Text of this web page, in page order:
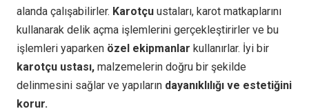
alanda çalışabilirler. Karotçu ustaları, karot matkaplarını
kullanarak delik açma işlemlerini gerçekleştirirler ve bu
işlemleri yaparken özel ekipmanlar kullanırlar. İyi bir
karotçu ustası, malzemelerin doğru bir şekilde
delinmesini sağlar ve yapıların dayanıklılığı ve estetiğini
korur.